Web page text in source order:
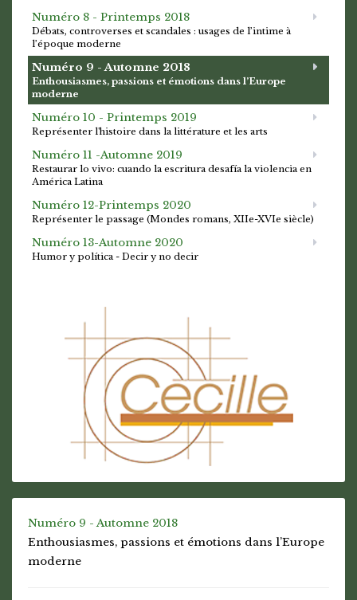
Numéro 8 - Printemps 2018
Débats, controverses et scandales : usages de l’intime à
l’époque moderne
Numéro 9 - Automne 2018
Enthousiasmes, passions et émotions dans l’Europe
moderne
Numéro 10 - Printemps 2019
Représenter l'histoire dans la littérature et les arts
Numéro 11 -Automne 2019
Restaurar lo vivo: cuando la escritura desafía la violencia en
América Latina
Numéro 12-Printemps 2020
Représenter le passage (Mondes romans, XIIe-XVIe siècle)
Numéro 13-Automne 2020
Humor y política - Decir y no decir
Numéro 9 - Automne 2018
Enthousiasmes, passions et émotions dans l’Europe
moderne